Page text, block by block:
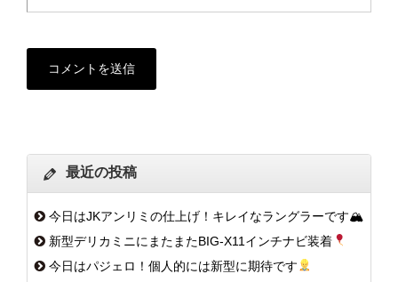
最近の投稿
今日はJKアンリミの仕上げ！キレイなラングラーです🏔
新型デリカミニにまたまたBIG-X11インチナビ装着
今日はパジェロ！個人的には新型に期待です